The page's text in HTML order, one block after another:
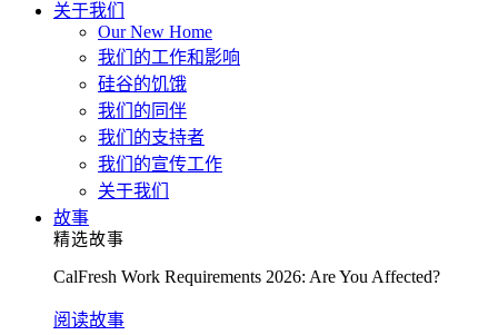
关于我们
Our New Home
我们的工作和影响
硅谷的饥饿
我们的同伴
我们的支持者
我们的宣传工作
关于我们
故事
精选故事
CalFresh Work Requirements 2026: Are You Affected?
阅读故事